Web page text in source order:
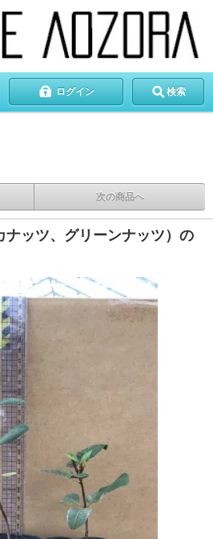
ログイン 検索
次の商品へ
ナッツ、グリーンナッツ）の